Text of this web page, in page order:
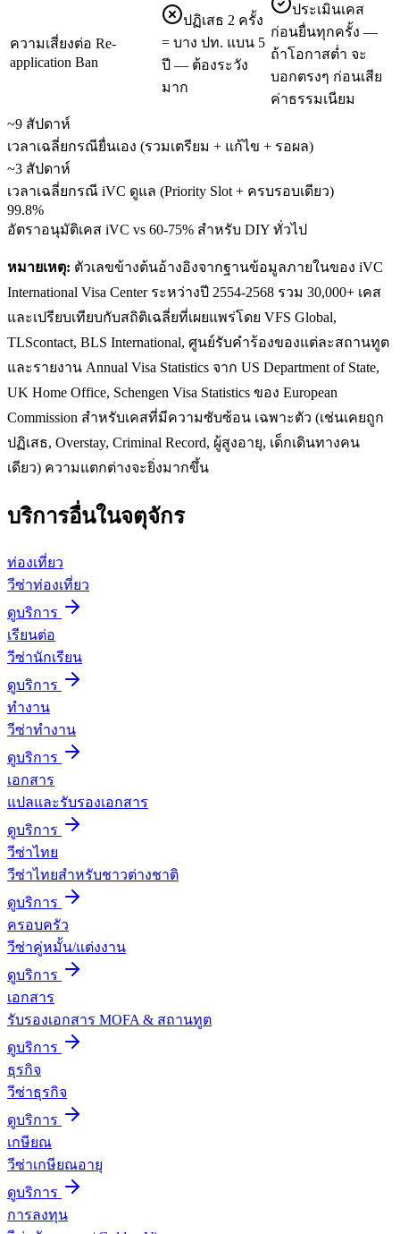
ความเสี่ยงต่อ Re-
application Ban
ปฏิเสธ 2 ครั้ง
= บาง ปท. แบน 5
ปี — ต้องระวัง
มาก
ประเมินเคส
ก่อนยื่นทุกครั้ง —
ถ้าโอกาสต่ำ จะ
บอกตรงๆ ก่อนเสีย
ค่าธรรมเนียม
~9 สัปดาห์
เวลาเฉลี่ยกรณียื่นเอง (รวมเตรียม + แก้ไข + รอผล)
~3 สัปดาห์
เวลาเฉลี่ยกรณี iVC ดูแล (Priority Slot + ครบรอบเดียว)
99.8%
อัตราอนุมัติเคส iVC vs 60-75% สำหรับ DIY ทั่วไป
หมายเหตุ: ตัวเลขข้างต้นอ้างอิงจากฐานข้อมูลภายในของ iVC
International Visa Center ระหว่างปี 2554-2568 รวม 30,000+ เคส
และเปรียบเทียบกับสถิติเฉลี่ยที่เผยแพร่โดย VFS Global,
TLScontact, BLS International, ศูนย์รับคำร้องของแต่ละสถานทูต
และรายงาน Annual Visa Statistics จาก US Department of State,
UK Home Office, Schengen Visa Statistics ของ European
Commission สำหรับเคสที่มีความซับซ้อน เฉพาะตัว (เช่นเคยถูก
ปฏิเสธ, Overstay, Criminal Record, ผู้สูงอายุ, เด็กเดินทางคน
เดียว) ความแตกต่างจะยิ่งมากขึ้น
บริการอื่นในจตุจักร
ท่องเที่ยว
วีซ่าท่องเที่ยว
ดูบริการ
เรียนต่อ
วีซ่านักเรียน
ดูบริการ
ทำงาน
วีซ่าทำงาน
ดูบริการ
เอกสาร
แปลและรับรองเอกสาร
ดูบริการ
วีซ่าไทย
วีซ่าไทยสำหรับชาวต่างชาติ
ดูบริการ
ครอบครัว
วีซ่าคู่หมั้น/แต่งงาน
ดูบริการ
เอกสาร
รับรองเอกสาร MOFA & สถานทูต
ดูบริการ
ธุรกิจ
วีซ่าธุรกิจ
ดูบริการ
เกษียณ
วีซ่าเกษียณอายุ
ดูบริการ
การลงทุน